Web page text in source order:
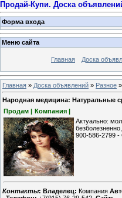
Продай-Купи. Доска
Форма входа
Меню сайта
Главная Доска
Главная » Доска объявлений » Разное »
Народная медицина: Натуральные
Продам | Компания |
Актуально:
900-586-2799 -
Контакты: Владелец: Компания